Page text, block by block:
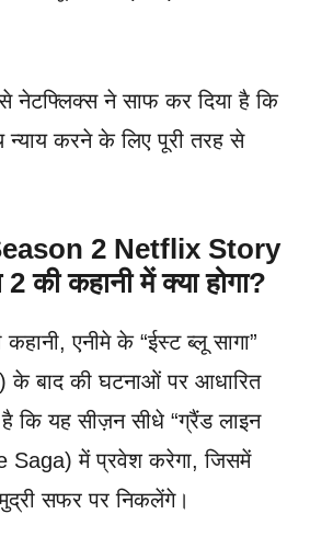
नेटफ्लिक्स ने साफ कर दिया है कि
करने के लिए पूरी तरह से
2 Netflix Story
की कहानी में क्या होगा?
एनीमे के “ईस्ट ब्लू सागा”
के बाद की घटनाओं पर आधारित
कि यह सीज़न सीधे “ग्रैंड लाइन
Saga) में प्रवेश करेगा, जिसमें
सफर पर निकलेंगे।